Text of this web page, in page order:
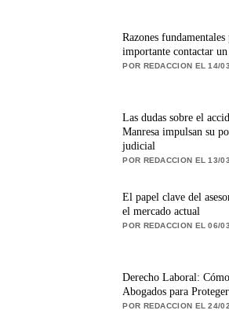
Razones fundamentales
importante contactar un
POR REDACCION EL 14/
Las dudas sobre el
Manresa impulsan su
judicial
POR REDACCION EL 13/
El papel clave del
el mercado actual
POR REDACCION EL 06/
Derecho Laboral:
Abogados para
POR REDACCION EL 24/